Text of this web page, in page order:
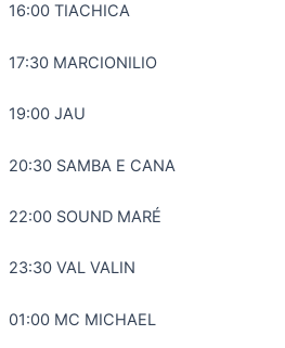
16:00 TIACHICA
17:30 MARCIONILIO
19:00 JAU
20:30 SAMBA E CANA
22:00 SOUND MARÉ
23:30 VAL VALIN
01:00 MC MICHAEL